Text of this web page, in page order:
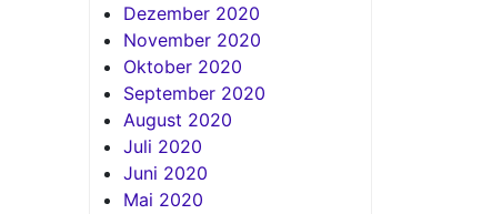
Dezember 2020
November 2020
Oktober 2020
September 2020
August 2020
Juli 2020
Juni 2020
Mai 2020